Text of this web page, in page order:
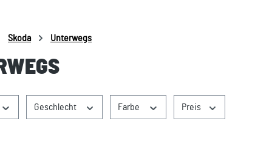
Skoda Unterwegs
Geschlecht Farbe Preis